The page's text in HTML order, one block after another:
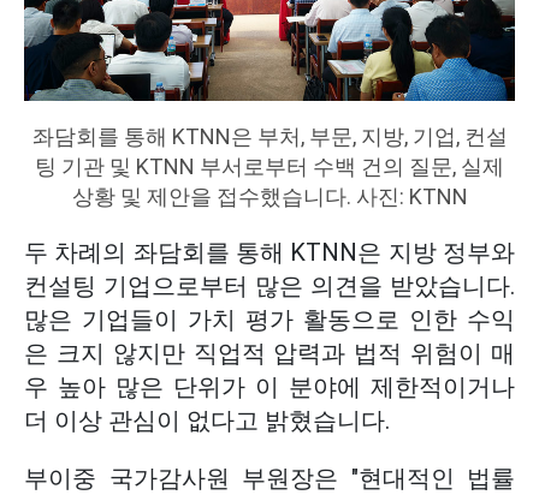
좌담회를 통해 KTNN은 부처, 부문, 지방, 기업, 컨설
팅 기관 및 KTNN 부서로부터 수백 건의 질문, 실제
상황 및 제안을 접수했습니다. 사진: KTNN
두 차례의 좌담회를 통해 KTNN은 지방 정부와
컨설팅 기업으로부터 많은 의견을 받았습니다.
많은 기업들이 가치 평가 활동으로 인한 수익
은 크지 않지만 직업적 압력과 법적 위험이 매
우 높아 많은 단위가 이 분야에 제한적이거나
더 이상 관심이 없다고 밝혔습니다.
부이중 국가감사원 부원장은 "현대적인 법률